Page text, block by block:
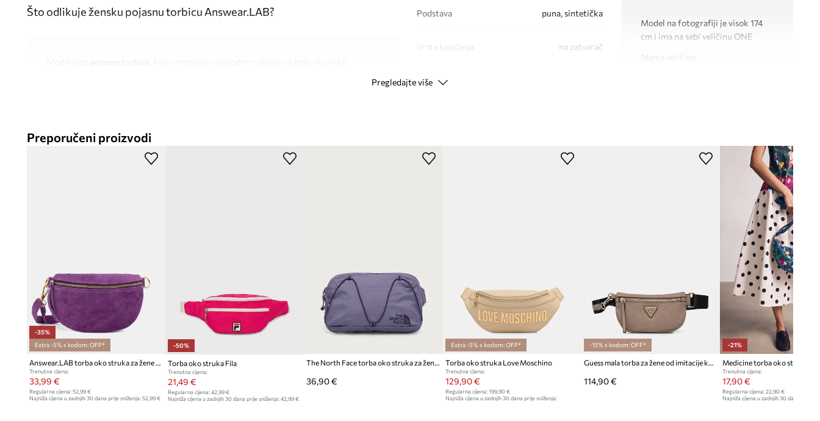
Što odlikuje žensku pojasnu torbicu Answear.LAB?
Kompaktne dimenzije (1x14,5x23 cm) omogućuju pohranu nužnih sitnica
omogućuje prilagodbu načina nošenja vlastitim
Podstava puna, sintetička
Vrsta kopčanja na zatvarač
Boja proizvođača
ID Proizvoda
Model na fotografiji je visok 174
cm i ima na sebi veličinu ONE
Manja veličina
Pregledajte više
Preporučeni proizvodi
-35%
Extra -5% s kodom: OFF*
Trenutna cijena:
33,99 €
Regularna cijena: 52,99 €
Najniža cijena u zadnjih 30 dana prije sniženja: 52,99 €
-50%
Torba oko struka Fila
Trenutna cijena:
21,49 €
Regularna cijena:42,99 €
Najniža cijena u zadnjih 30 dana prije sniženja:42,99 €
36,90 €
Extra -5% s kodom: OFF*
Torba oko struka Love Moschino
Trenutna cijena:
129,90 €
Regularna cijena: 199,90 €
Najniža cijena u zadnjih 30 dana prije sniženja:
-15% s kodom: OFF*
114,90 €
-21%
Medicine torba oko struka za
Trenutna cijena:
17,90 €
Regularna cijena: 22,90 €
Najniža cijena u zadnjih 30 dana prije